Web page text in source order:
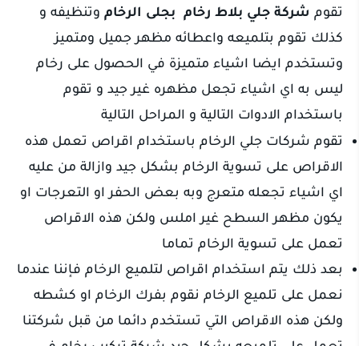
تقوم شركة جلي بلاط رخام بجلى الرخام وتنظيفه و
كذلك تقوم بتلميعه واعطائه مظهر جميل ومتميز
وتستخدم ايضا اشياء متميزة في الحصول على رخام
ليس به اي اشياء تجعل مظهره غير جيد و تقوم
باستخدام الادوات التالية و المراحل التالية
تقوم شركات جلي الرخام باستخدام اقراص تعمل هذه
الاقراص على تسوية الرخام بشكل جيد وازالة من عليه
اي اشياء تجعله متعرج وبه بعض الحفر او التعرجات او
يكون مظهر السطح غير املس ولكن هذه الاقراص
تعمل على تسوية الرخام تماما
بعد ذلك يتم استخدام اقراص لتلميع الرخام فإننا عندما
نعمل على تلميع الرخام نقوم بفرك الرخام او كشطه
ولكن هذه الاقراص التي تستخدم دائما من قبل شركتنا